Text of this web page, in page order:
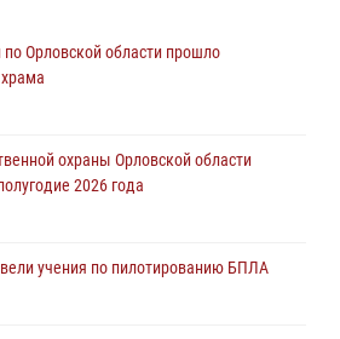
во время празднования
участие в учениях на избирательном
в Росгвардию незарегистрированное
Орловской области прошло
охраны Орловской области
2026 года
учения по пилотированию БПЛА